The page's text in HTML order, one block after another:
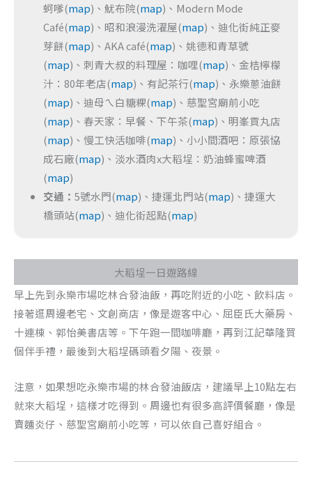
蚵嗲(map)、魷布院(map)、Modern Mode
Café(map)、昭和浪漫洗濯屋(map)、迪化街純正麥
芽餅(map)、AKA café(map)、姚德和青草號
(map)、刺青大叔的料理屋：咖哩(map)、金桔檸檬
汁：80年老店(map)、有記茶行(map)、永樂蔥油餅
(map)、迪母ㄟ白糖粿(map)、慈聖宮廟前小吃
(map)、春天家：早餐、下午茶(map)、明峯貢丸店
(map)、慢工快活咖啡(map)、小小間酒吧：原張協
成石廠(map)、淡水酒肉x大稻埕：奶油蜂蜜啤酒
(map)
交通： 5號水門(map)、捷運北門站(map)、捷運大
橋頭站(map)、迪化街起點(map)
大稻埕一日遊路線
早上先到永樂市場吃林合發油飯，再吃附近的小吃、飲料店。
接著逛周邊老宅、文創商店，像是遊客中心、屈臣氏大藥房、
十連棟、郭怡美書店等。下午跑一間咖啡廳，再到江記華隆買
個伴手禮，最後到大稻埕碼頭看夕陽、夜景。
注意，如果想吃永樂市場的林合發油飯店，建議早上10點左右
就來大稻埕，這樣才吃得到。周邊也有很多高評價餐廳，像是
賣麵炎仔、慈聖宮廟前小吃等，可以依自己喜好組合。